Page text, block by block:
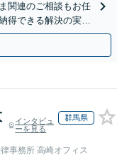
関連のご相談もお任
得できる解決の実現
インタビュ
ーを見る
群馬県
事務所 高崎オフィス